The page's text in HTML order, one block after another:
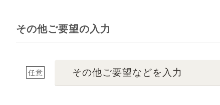
その他ご要望の入力
任意 その他ご要望などを入力